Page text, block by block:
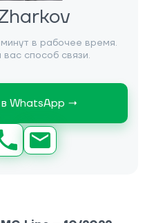
в рабочее время.
способ связи.
WhatsApp →